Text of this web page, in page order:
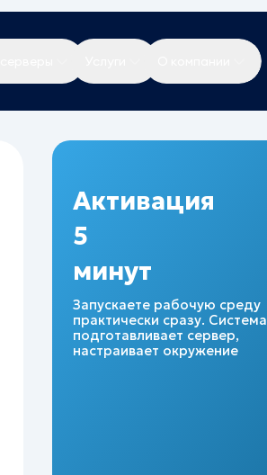
Активация
5
минут
Запускаете рабочую среду
практически сразу. Система
подготавливает сервер,
настраивает окружение